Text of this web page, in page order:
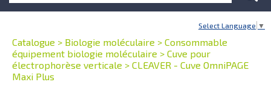
Select Language ▼
Catalogue > Biologie moléculaire > Consommable
équipement biologie moléculaire > Cuve pour
électrophorèse verticale > CLEAVER - Cuve OmniPAGE
Maxi Plus